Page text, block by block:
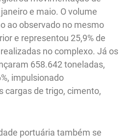
e maio. O volume
ao observado no mesmo
e representou 25,9% de
no complexo. Já os
658.642 toneladas,
impulsionado
cargas de trigo, cimento,
portuária também se